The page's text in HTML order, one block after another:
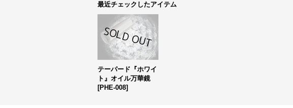
最近チェックしたアイテム
テーパード『ホワイ
ト』オイル万華鏡
[PHE-008]